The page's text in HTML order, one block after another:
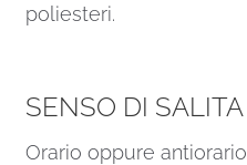
poliesteri.
SENSO DI SALITA
Orario oppure antiorario